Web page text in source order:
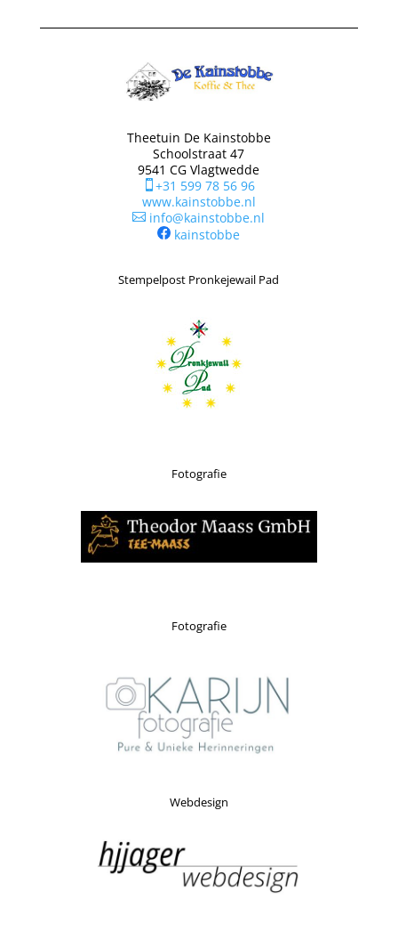
Theetuin De Kainstobbe
Schoolstraat 47
9541 CG Vlagtwedde
+31 599 78 56 96
www.kainstobbe.nl
 info@kainstobbe.nl
kainstobbe
Stempelpost Pronkejewail Pad
Fotografie
Fotografie
Webdesign